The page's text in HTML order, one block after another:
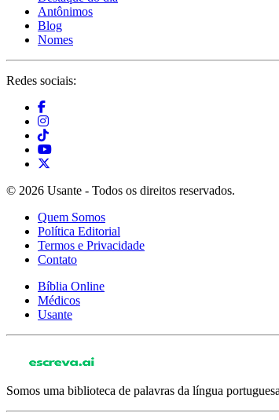
Antônimos
Blog
Nomes
Redes sociais:
© 2026 Usante - Todos os direitos reservados.
Quem Somos
Política Editorial
Termos e Privacidade
Contato
Bíblia Online
Médicos
Usante
Somos uma biblioteca de palavras da língua